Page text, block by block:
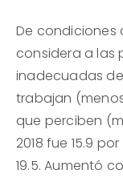
De condiciones
considera a las
inadecuadas
trabajan
que perciben
2018 fue 15.9
19.5. Aumentó